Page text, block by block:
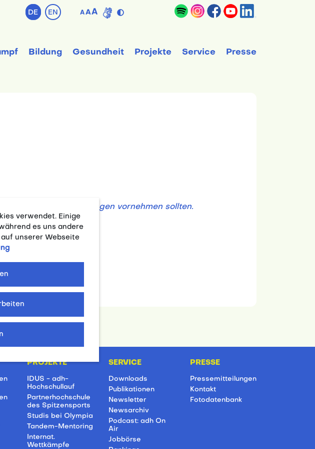
DE EN A AA
Bildung Gesundheit Projekte Service Presse
und Bahnticketbuchungen vornehmen sollten.
PROJEKTE
IDUS - adh-
Hochschullauf
Partnerhochschule
des Spitzensports
Studis bei Olympia
Tandem-Mentoring
Internat.
Wettkämpfe
SERVICE
Downloads
Publikationen
Newsletter
Newsarchiv
Podcast: adh On
Air
Jobbörse
PRESSE
Pressemitteilungen
Kontakt
Fotodatenbank
verwendet. Einige
es uns andere
unserer Webseite